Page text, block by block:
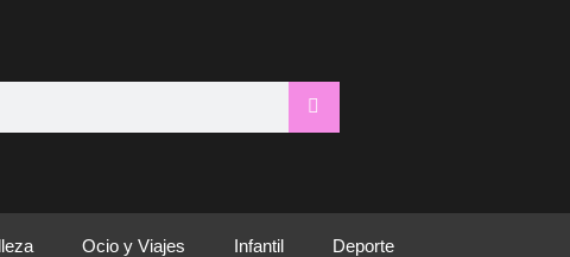
Ocio y Viajes Infantil Deporte